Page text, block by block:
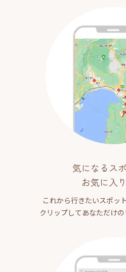
気になるス
お気に入
これから行きたいスポッ
クリップしてあなただけの